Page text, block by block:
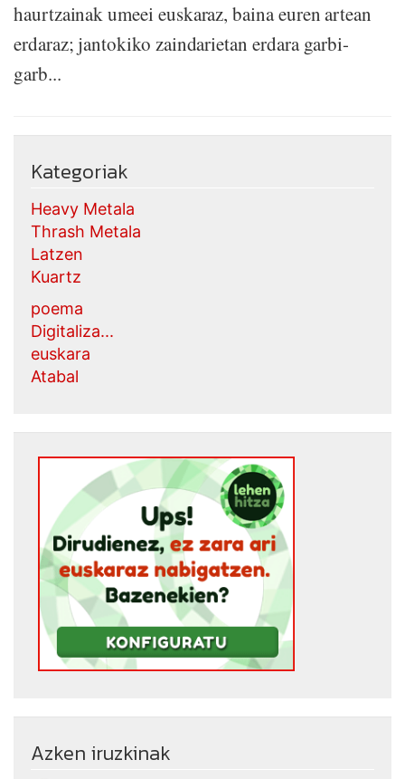
haurtzainak umeei euskaraz, baina euren artean
erdaraz; jantokiko zaindarietan erdara garbi-
garb...
Kategoriak
Heavy Metala
Thrash Metala
Latzen
Kuartz
poema
Digitaliza...
euskara
Atabal
Azken iruzkinak